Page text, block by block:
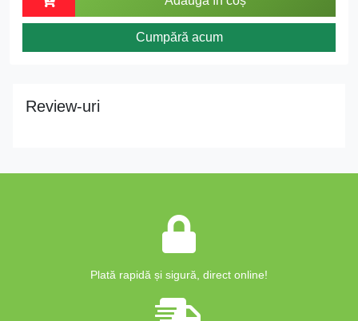
Cumpără acum
Review-uri
Plată rapidă și sigură, direct online!